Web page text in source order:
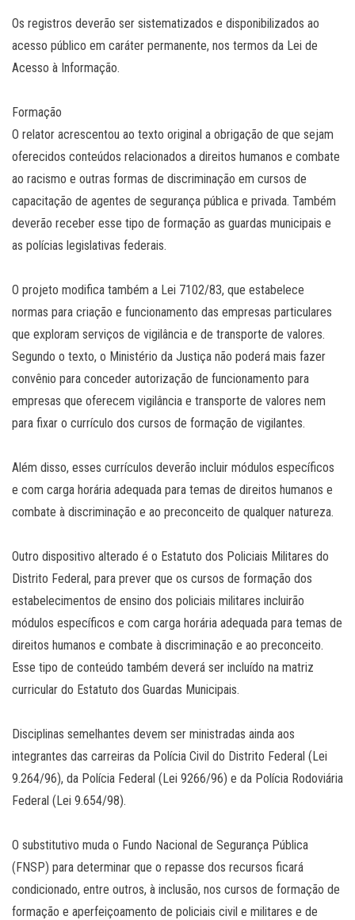
Os registros deverão ser sistematizados e disponibilizados ao
acesso público em caráter permanente, nos termos da Lei de
Acesso à Informação.
Formação
O relator acrescentou ao texto original a obrigação de que sejam
oferecidos conteúdos relacionados a direitos humanos e combate
ao racismo e outras formas de discriminação em cursos de
capacitação de agentes de segurança pública e privada. Também
deverão receber esse tipo de formação as guardas municipais e
as polícias legislativas federais.
O projeto modifica também a Lei 7102/83, que estabelece
normas para criação e funcionamento das empresas particulares
que exploram serviços de vigilância e de transporte de valores.
Segundo o texto, o Ministério da Justiça não poderá mais fazer
convênio para conceder autorização de funcionamento para
empresas que oferecem vigilância e transporte de valores nem
para fixar o currículo dos cursos de formação de vigilantes.
Além disso, esses currículos deverão incluir módulos específicos
e com carga horária adequada para temas de direitos humanos e
combate à discriminação e ao preconceito de qualquer natureza.
Outro dispositivo alterado é o Estatuto dos Policiais Militares do
Distrito Federal, para prever que os cursos de formação dos
estabelecimentos de ensino dos policiais militares incluirão
módulos específicos e com carga horária adequada para temas de
direitos humanos e combate à discriminação e ao preconceito.
Esse tipo de conteúdo também deverá ser incluído na matriz
curricular do Estatuto dos Guardas Municipais.
Disciplinas semelhantes devem ser ministradas ainda aos
integrantes das carreiras da Polícia Civil do Distrito Federal (Lei
9.264/96), da Polícia Federal (Lei 9266/96) e da Polícia Rodoviária
Federal (Lei 9.654/98).
O substitutivo muda o Fundo Nacional de Segurança Pública
(FNSP) para determinar que o repasse dos recursos ficará
condicionado, entre outros, à inclusão, nos cursos de formação de
formação e aperfeiçoamento de policiais civil e militares e de